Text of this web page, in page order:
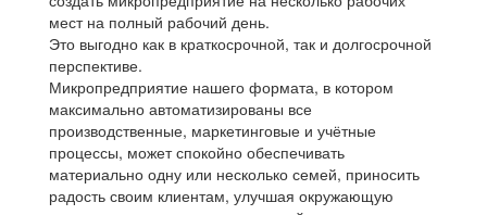
мест на полный рабочий день.
Это выгодно как в краткосрочной, так и долгосрочной
перспективе.
Микропредприятие нашего формата, в котором
максимально автоматизированы все
производственные, маркетинговые и учётные
процессы, может спокойно обеспечивать
материально одну или несколько семей, приносить
радость своим клиентам, улучшая окружающую